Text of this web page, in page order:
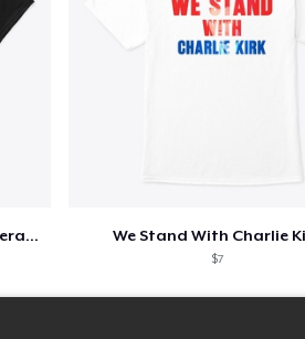
Charlie Kirk A Voice For His Generation We Stand With Charlie
$7